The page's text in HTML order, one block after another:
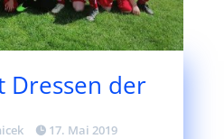
Dressen der
17. Mai 2019